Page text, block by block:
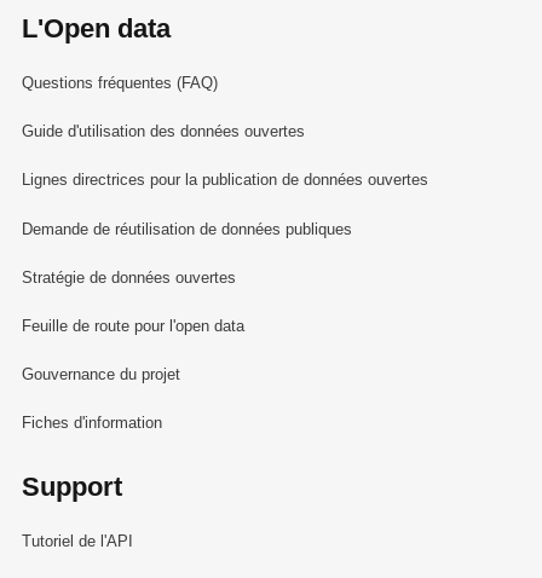
L'Open data
Questions fréquentes (FAQ)
Guide d'utilisation des données ouvertes
Lignes directrices pour la publication de données ouvertes
Demande de réutilisation de données publiques
Stratégie de données ouvertes
Feuille de route pour l'open data
Gouvernance du projet
Fiches d'information
Support
Tutoriel de l'API